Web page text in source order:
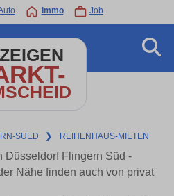
Immo Job
SUED ❯ REIHENHAUS-MIETEN
Düsseldorf Flingern Süd -
Nähe finden auch von privat